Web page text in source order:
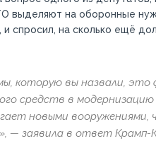
выделяют на оборонные
спросил, на сколько ещё
которую вы назвали, это
средств в модернизацию
новыми вооружениями,
— заявила в ответ Крамп-